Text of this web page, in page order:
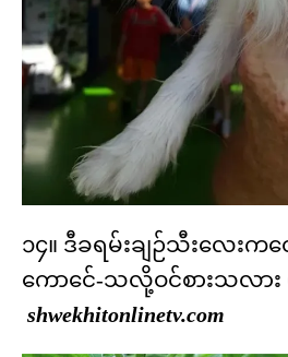
၁၄။ ဒီခရမ်းချဉ်သီးလေး
ကောင်ေ-သလို့ဝင်စားသလား
shwekhitonlinetv.com